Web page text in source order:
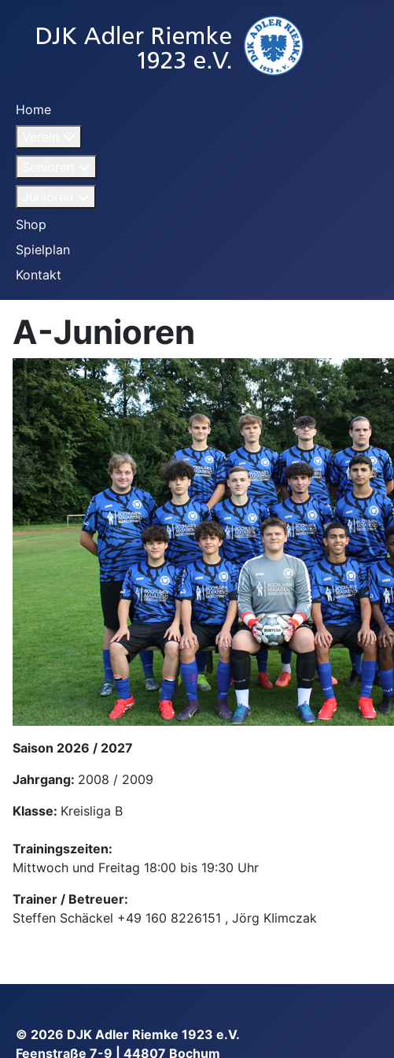
Home
Shop
Spielplan
Kontakt
A-Junioren
Saison 2026 / 2027
Jahrgang: 2008 / 2009
Klasse: Kreisliga B
Trainingszeiten:
Mittwoch und Freitag 18:00 bis 19:30 Uhr
Trainer / Betreuer:
Steffen Schäckel +49 160 8226151 , Jörg KIimczak
© 2026 DJK Adler Riemke 1923 e.V.
Feenstraße 7-9 | 44807 Bochum